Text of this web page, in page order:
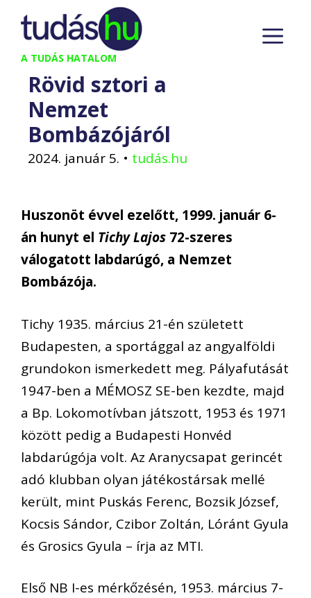
Kilépés
tartalomba
A TUDÁS HATALOM
Rövid sztori a
Nemzet
Bombázójáról
2024. január 5. • tudás.hu
Huszonöt évvel ezelőtt, 1999. január 6-
án hunyt el Tichy Lajos 72-szeres
válogatott labdarúgó, a Nemzet
Bombázója.
Tichy 1935. március 21-én született
Budapesten, a sportággal az angyalföldi
grundokon ismerkedett meg. Pályafutását
1947-ben a MÉMOSZ SE-ben kezdte, majd
a Bp. Lokomotívban játszott, 1953 és 1971
között pedig a Budapesti Honvéd
labdarúgója volt. Az Aranycsapat gerincét
adó klubban olyan játékostársak mellé
került, mint Puskás Ferenc, Bozsik József,
Kocsis Sándor, Czibor Zoltán, Lóránt Gyula
és Grosics Gyula – írja az MTI.
Első NB I-es mérkőzésén, 1953. március 7-